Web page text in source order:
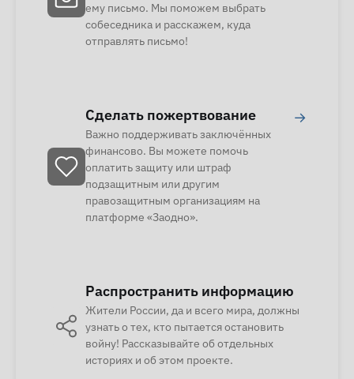
ему письмо. Мы поможем выбрать
собеседника и расскажем, куда
отправлять письмо!
Сделать пожертвование
Важно поддерживать заключённых
финансово. Вы можете помочь
оплатить защиту или штраф
подзащитным или другим
правозащитным организациям на
платформе «Заодно».
→
Распространить информацию
Жители России, да и всего мира, должны
узнать о тех, кто пытается остановить
войну! Рассказывайте об отдельных
историях и об этом проекте.